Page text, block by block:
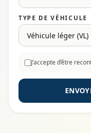
TYPE DE VÉHICULE
J’accepte d’être